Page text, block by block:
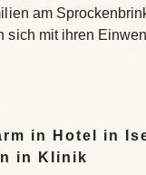
am
sich mit ihren
in Hotel in
in Klinik